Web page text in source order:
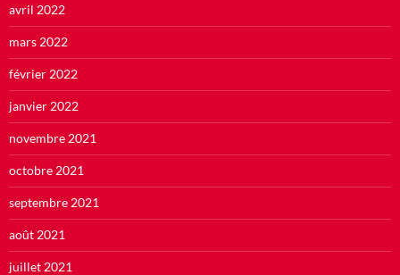
avril 2022
mars 2022
février 2022
janvier 2022
novembre 2021
octobre 2021
septembre 2021
août 2021
juillet 2021